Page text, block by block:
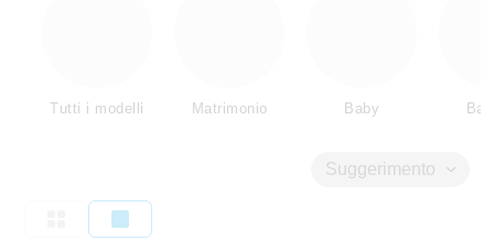
Tutti i modelli Matrimonio Baby
Suggerimento